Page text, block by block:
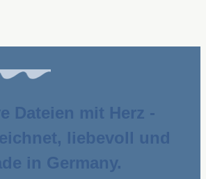
Dateien mit Herz -
liebevoll und
in Germany.